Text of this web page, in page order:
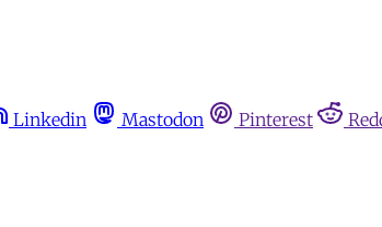
Linkedin Mastodon Pinterest